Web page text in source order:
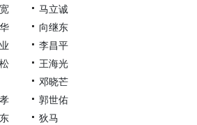
马立诚
向继东
李昌平
王海光
邓晓芒
郭世佑
狄马